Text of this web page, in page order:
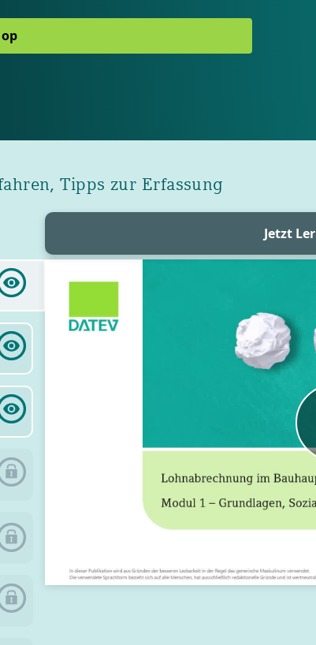
Tipps zur Erfassung